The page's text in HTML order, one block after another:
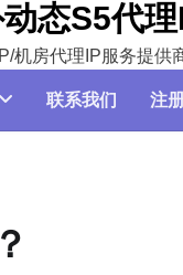
态S5代
机房代理IP服务提供
联系我们 注